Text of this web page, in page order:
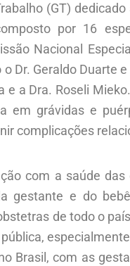
(GT)
por 16
Nacional
Dr. Geraldo Duarte
a Dra. Roseli
em grávidas e
complicações
com a saúde
gestante e do
de todo o
Brasil, com as